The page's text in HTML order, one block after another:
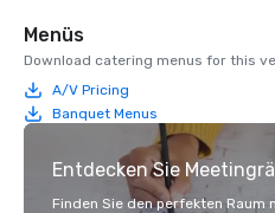
Menüs
Download catering menus for this
A/V Pricing
Banquet Menus
Entdecken Sie
Finden Sie den perfekten